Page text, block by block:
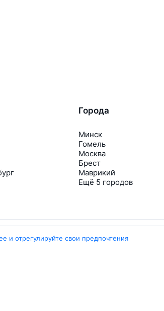
Города
Минск
Гомель
Москва
Брест
Маврикий
Ещё 5 городов
и отрегулируйте свои предпочтения